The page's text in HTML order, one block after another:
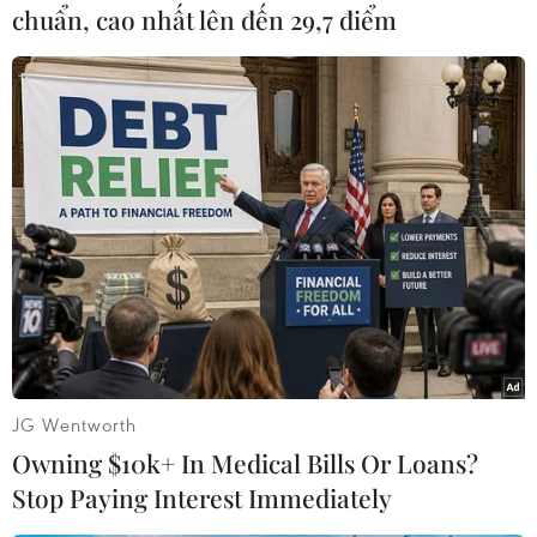
tham mưu, dự thảo chỉ thị tăng cường công tác
quản lý bảo vệ rừng trên địa bàn tỉnh, đặc biệt
là các khu rừng còn các loại cây gỗ quý, hiếm;
gửi về Ủy ban Nhân dântỉnh để báo cáo xin ý
kiến Tỉnh ủy, trước ngày 20/6/2020.
Tỉnh Đắk Lắk cũng yêu cầu Ủy ban Nhân dân
huyện Krông Bông tăng cường trách nhiệm
quản lý nhà nước về rừng và đất lâm nghiệp tại
địa phương.
Ủy ban Nhân dân huyện xác định công tác quản
lý, bảo vệ rừng là nhiệm vụ thường xuyên để
lãnh đạo, chỉ đạo, tổ chức triển khai quyết liệt,
đồng bộ các giải pháp hữu hiệu nhằm xử lý,
ngăn chặn tình trạng khai thác gỗ pơ mu tái
chuẩn, cao nhất lên đến 29,7 điểm
JG Wentworth
Owning $10k+ In Medical Bills Or Loans?
Stop Paying Interest Immediately